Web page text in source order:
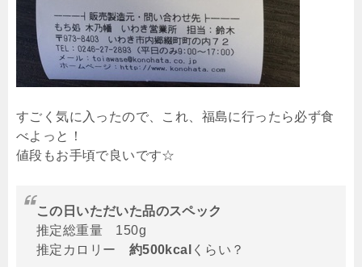
すごく気に入ったので、これ、福島に行ったら必ず食
べよっと！
値段もお手頃で良いです☆
この日いただいた品のスペック
推定総重量 150g
推定カロリー 約500kcal くらい？